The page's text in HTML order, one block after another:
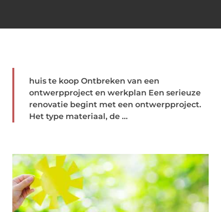
huis te koop Ontbreken van een
ontwerpproject en werkplan Een serieuze
renovatie begint met een ontwerpproject.
Het type materiaal, de ...